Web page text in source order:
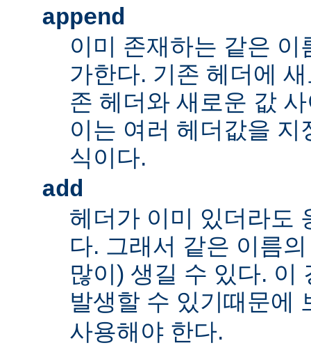
append
이미 존재하는 같은
가한다. 기존 헤더에
존 헤더와 새로운 값
이는 여러 헤더값을
식이다.
add
헤더가 이미 있더라도
다. 그래서 같은 이름
많이) 생길 수 있다. 이
발생할 수 있기때문에
사용해야 한다.